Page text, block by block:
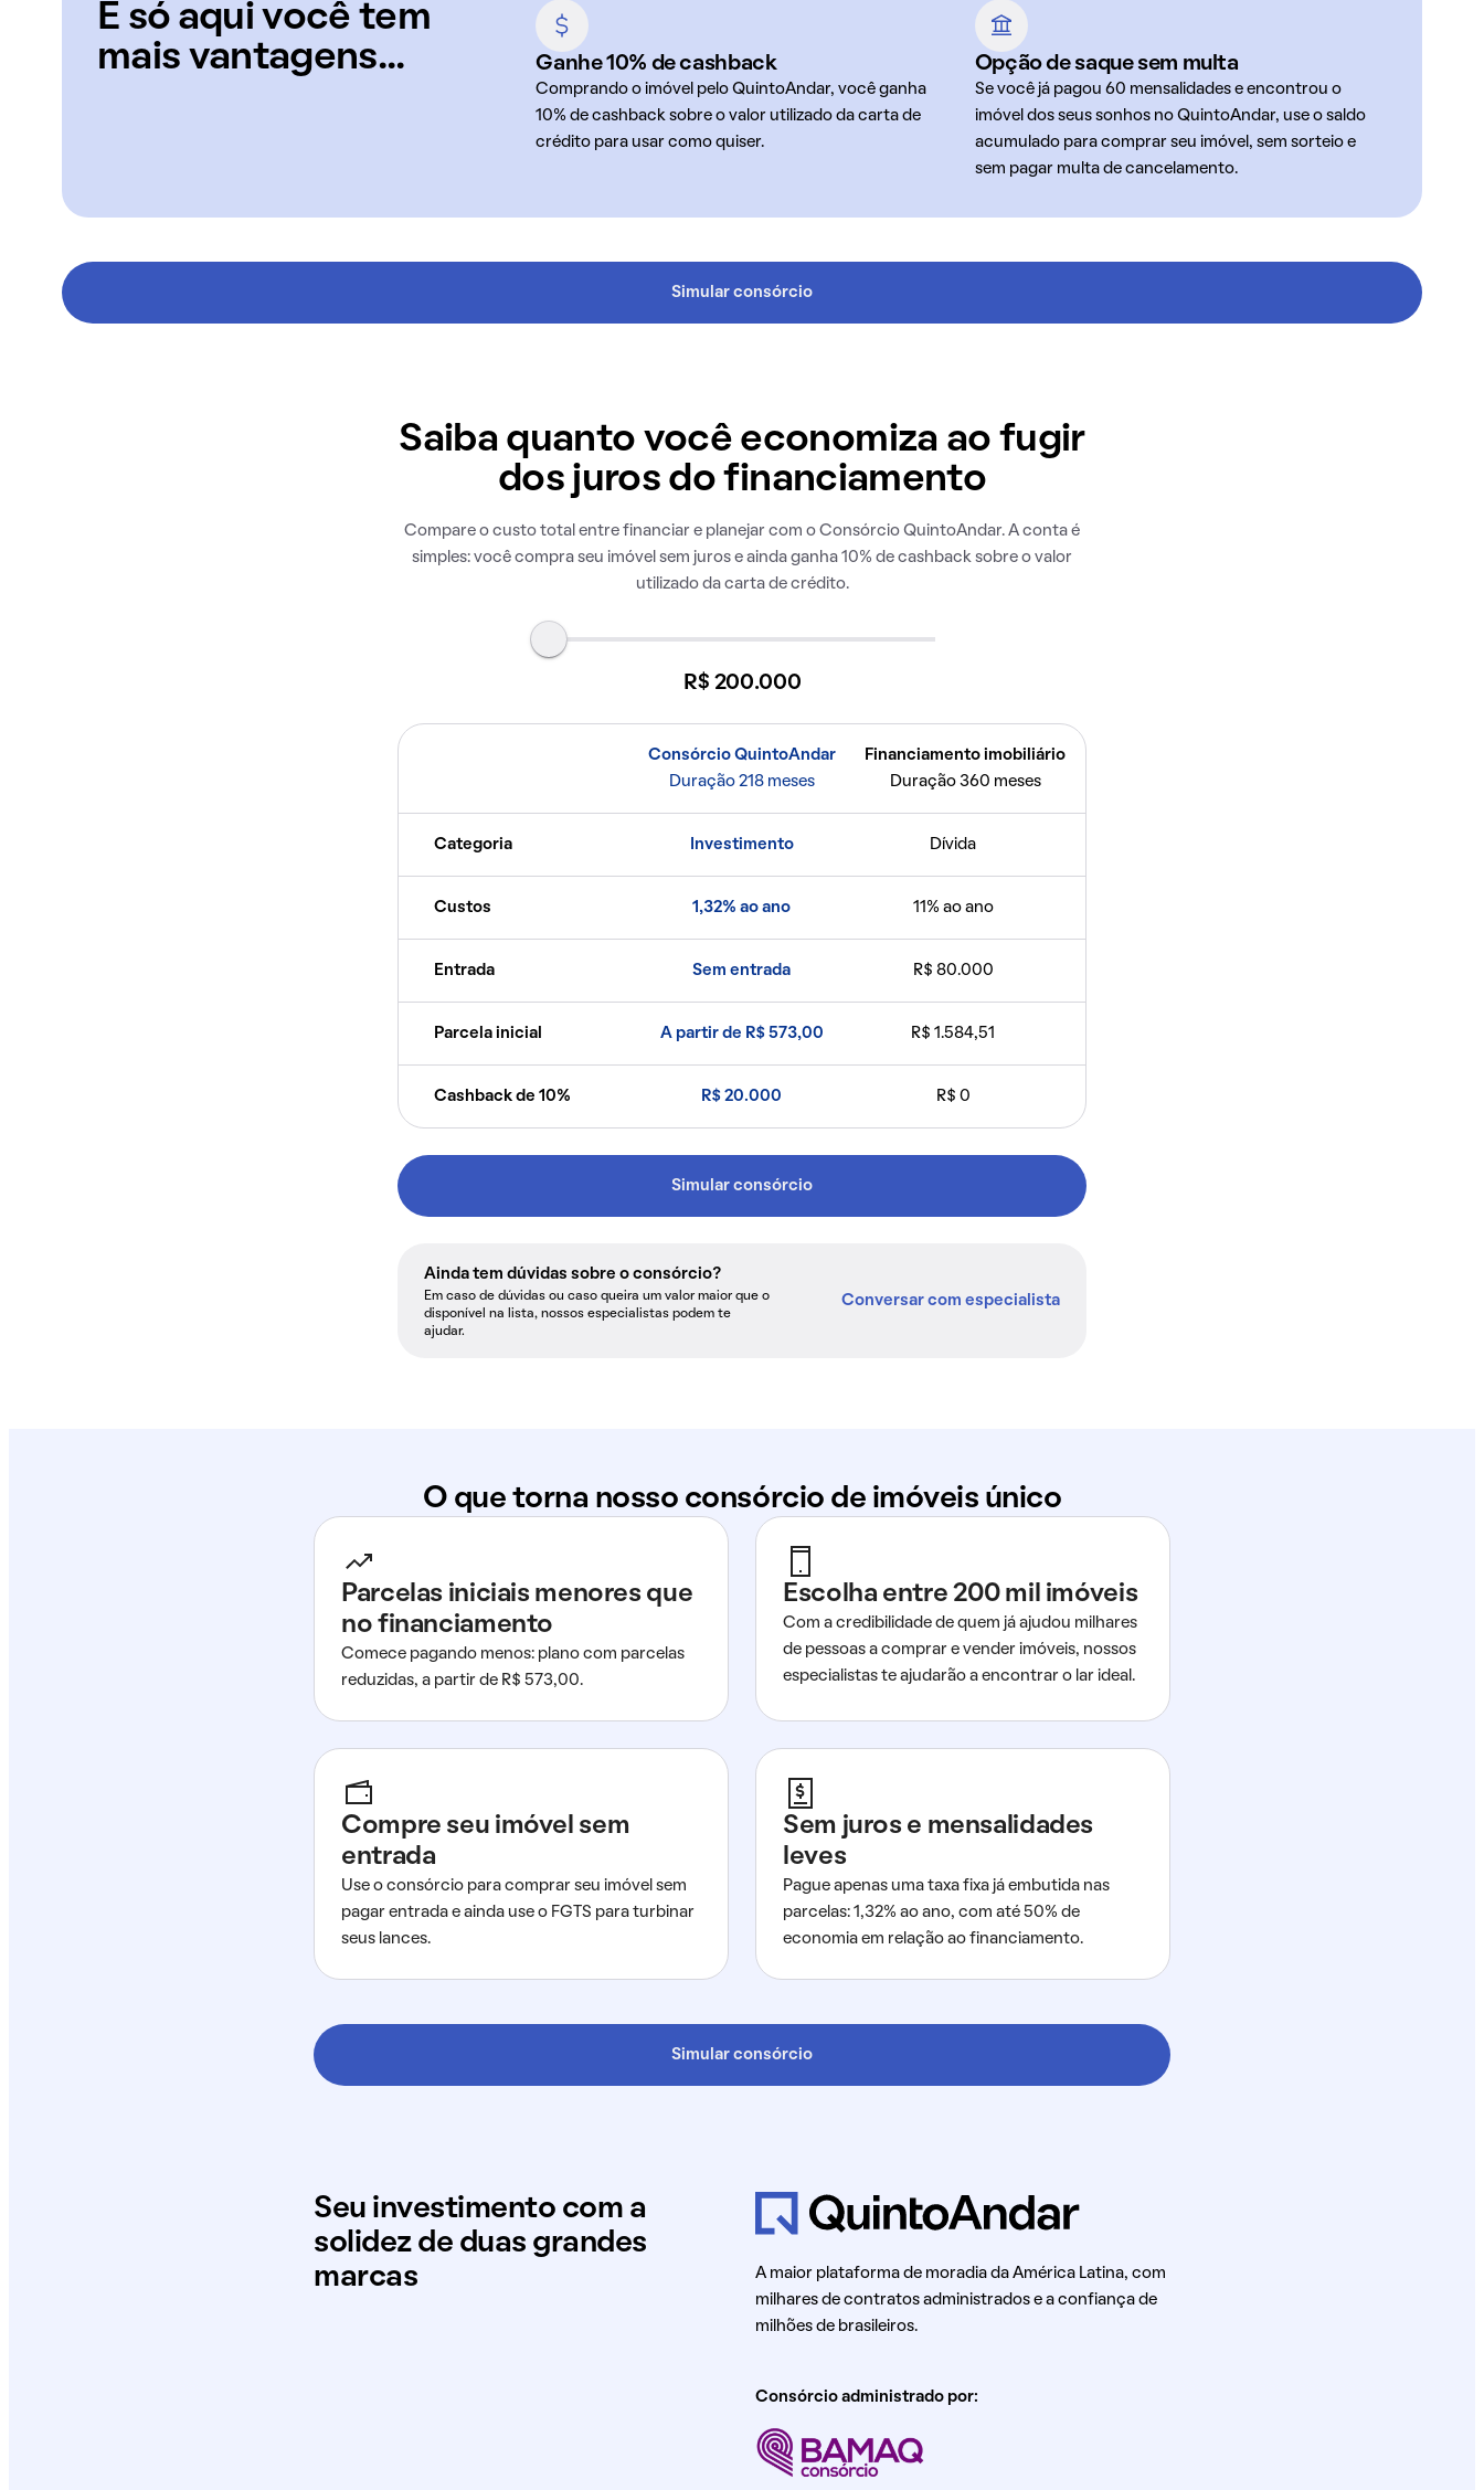
E só aqui você tem
mais vantagens...
Ganhe 10% de cashback
Comprando o imóvel pelo QuintoAndar, você ganha
10% de cashback sobre o valor utilizado da carta de
crédito para usar como quiser.
Opção de saque sem multa
Se você já pagou 60 mensalidades e encontrou o
imóvel dos seus sonhos no QuintoAndar, use o saldo
acumulado para comprar seu imóvel, sem sorteio e
sem pagar multa de cancelamento.
Simular consórcio
Saiba quanto você economiza ao fugir
dos juros do financiamento
Compare o custo total entre financiar e planejar com o Consórcio QuintoAndar. A conta é
simples: você compra seu imóvel sem juros e ainda ganha 10% de cashback sobre o valor
utilizado da carta de crédito.
R$ 200.000
Consórcio QuintoAndar
Duração 218 meses
Financiamento imobiliário
Duração 360 meses
Categoria Investimento Dívida
Custos 1,32% ao ano 11% ao ano
Entrada Sem entrada R$ 80.000
Parcela inicial A partir de R$ 573,00 R$ 1.584,51
Cashback de 10% R$ 20.000 R$ 0
Simular consórcio
Ainda tem dúvidas sobre o consórcio?
Em caso de dúvidas ou caso queira um valor maior que o
disponível na lista, nossos especialistas podem te
ajudar.
Conversar com especialista
O que torna nosso consórcio de imóveis único
Parcelas iniciais menores que
no financiamento
Comece pagando menos: plano com parcelas
reduzidas, a partir de R$ 573,00.
Escolha entre 200 mil imóveis
Com a credibilidade de quem já ajudou milhares
de pessoas a comprar e vender imóveis, nossos
especialistas te ajudarão a encontrar o lar ideal.
Compre seu imóvel sem
entrada
Use o consórcio para comprar seu imóvel sem
pagar entrada e ainda use o FGTS para turbinar
seus lances.
Sem juros e mensalidades
leves
Pague apenas uma taxa fixa já embutida nas
parcelas: 1,32% ao ano, com até 50% de
economia em relação ao financiamento.
Simular consórcio
Seu investimento com a
solidez de duas grandes
marcas
A maior plataforma de moradia da América Latina, com
milhares de contratos administrados e a confiança de
milhões de brasileiros.
Consórcio administrado por: